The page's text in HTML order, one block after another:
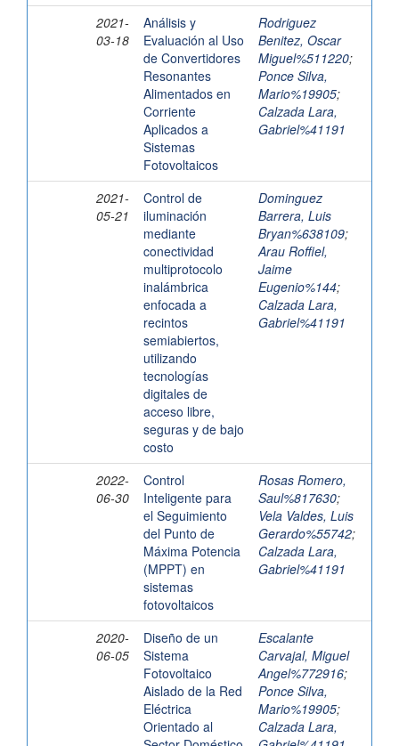
2021-
03-18
Análisis y
Evaluación al Uso
de Convertidores
Resonantes
Alimentados en
Corriente
Aplicados a
Sistemas
Fotovoltaicos
Rodriguez
Benitez, Oscar
Miguel%511220;
Ponce Silva,
Mario%19905;
Calzada Lara,
Gabriel%41191
2021-
05-21
Control de
iluminación
mediante
conectividad
multiprotocolo
inalámbrica
enfocada a
recintos
semiabiertos,
utilizando
tecnologías
digitales de
acceso libre,
seguras y de bajo
costo
Dominguez
Barrera, Luis
Bryan%638109;
Arau Roffiel,
Jaime
Eugenio%144;
Calzada Lara,
Gabriel%41191
2022-
06-30
Control
Inteligente para
el Seguimiento
del Punto de
Máxima Potencia
(MPPT) en
sistemas
fotovoltaicos
Rosas Romero,
Saul%817630;
Vela Valdes, Luis
Gerardo%55742;
Calzada Lara,
Gabriel%41191
2020-
06-05
Diseño de un
Sistema
Fotovoltaico
Aislado de la Red
Eléctrica
Orientado al
Escalante
Carvajal, Miguel
Angel%772916;
Ponce Silva,
Mario%19905;
Calzada Lara,